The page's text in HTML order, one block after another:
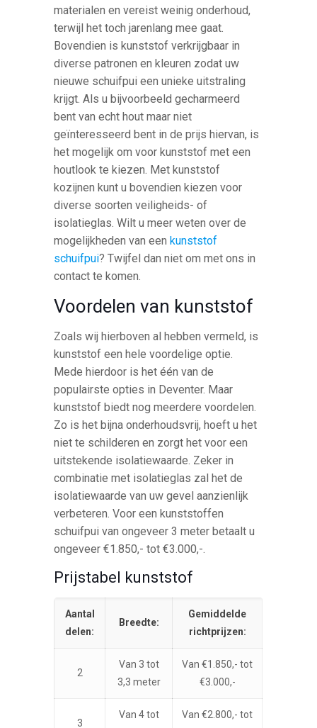
materialen en vereist weinig onderhoud,
terwijl het toch jarenlang mee gaat.
Bovendien is kunststof verkrijgbaar in
diverse patronen en kleuren zodat uw
nieuwe schuifpui een unieke uitstraling
krijgt. Als u bijvoorbeeld gecharmeerd
bent van echt hout maar niet
geïnteresseerd bent in de prijs hiervan, is
het mogelijk om voor kunststof met een
houtlook te kiezen. Met kunststof
kozijnen kunt u bovendien kiezen voor
diverse soorten veiligheids- of
isolatieglas. Wilt u meer weten over de
mogelijkheden van eenkunststof
schuifpui? Twijfel dan niet om met ons in
contact te komen.
Voordelen van kunststof
Zoals wij hierboven al hebben vermeld, is
kunststof een hele voordelige optie.
Mede hierdoor is het één van de
populairste opties in Deventer. Maar
kunststof biedt nog meerdere voordelen.
Zo is het bijna onderhoudsvrij, hoeft u het
niet te schilderen en zorgt het voor een
uitstekende isolatiewaarde. Zeker in
combinatie met isolatieglas zal het de
isolatiewaarde van uw gevel aanzienlijk
verbeteren. Voor een kunststoffen
schuifpui van ongeveer 3 meter betaalt u
ongeveer €1.850,- tot €3.000,-.
Prijstabel kunststof
Aantal
delen:
Breedte:
Gemiddelde
richtprijzen:
2
Van 3 tot
3,3 meter
Van €1.850,- tot
€3.000,-
3
Van 4 tot
Van €2.800,- tot